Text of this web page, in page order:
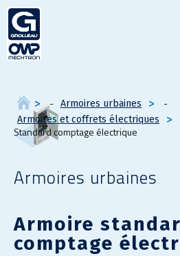
Armoires urbaines
Armoires et coffrets électriques
Standard comptage électrique
Armoires urbaines
Armoire
comptage